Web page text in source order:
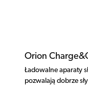
Orion
Ładowalne aparaty
pozwalają dobrze